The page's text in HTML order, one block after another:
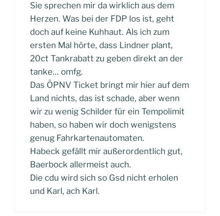
Sie sprechen mir da wirklich aus dem
Herzen. Was bei der FDP los ist, geht
doch auf keine Kuhhaut. Als ich zum
ersten Mal hörte, dass Lindner plant,
20ct Tankrabatt zu geben direkt an der
tanke… omfg.
Das ÖPNV Ticket bringt mir hier auf dem
Land nichts, das ist schade, aber wenn
wir zu wenig Schilder für ein Tempolimit
haben, so haben wir doch wenigstens
genug Fahrkartenautomaten.
Habeck gefällt mir außerordentlich gut,
Baerbock allermeist auch.
Die cdu wird sich so Gsd nicht erholen
und Karl, ach Karl.